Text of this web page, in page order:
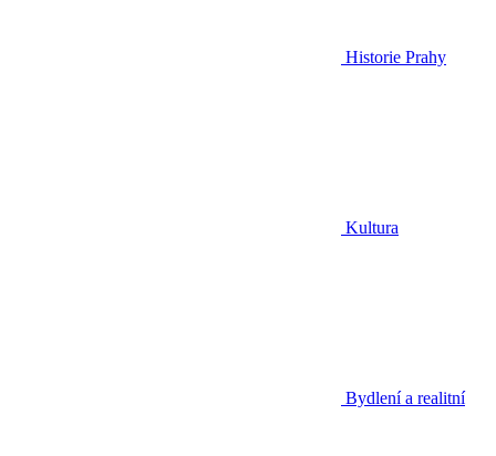
Historie Prahy
Kultura
Bydlení a realitní